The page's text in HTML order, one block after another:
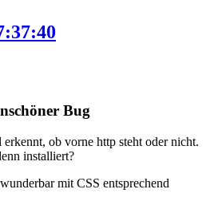
Bug
ob vorne http steht oder nicht.
installiert?
mit CSS entsprechend